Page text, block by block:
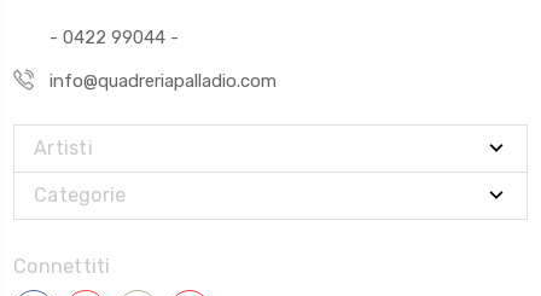
- 0422 99044 -
info@quadreriapalladio.com
Artisti
Categorie
Connettiti